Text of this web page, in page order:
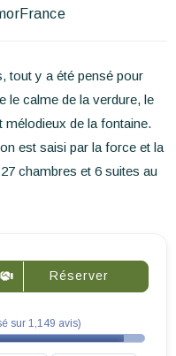
France
tout y a été pensé pour
le calme de la verdure, le
de la fontaine.
est saisi par la force et la
chambres et 6 suites au
Réserver
sur 1,149 avis)